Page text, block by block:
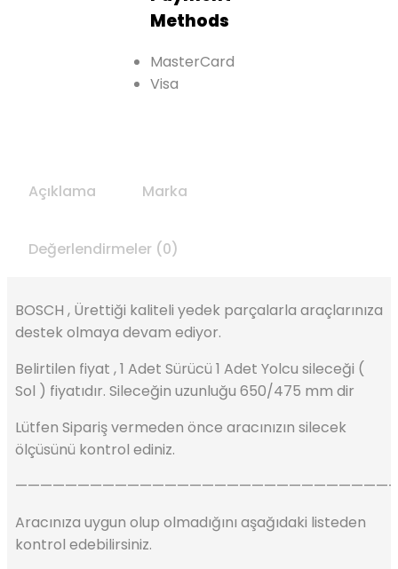
Methods
MasterCard
Visa
Açıklama Marka
Değerlendirmeler (0)
BOSCH , Ürettiği kaliteli yedek parçalarla araçlarınıza
destek olmaya devam ediyor.
Belirtilen fiyat , 1 Adet Sürücü 1 Adet Yolcu sileceği (
Sol ) fiyatıdır. Sileceğin uzunluğu 650/475 mm dir
Lütfen Sipariş vermeden önce aracınızın silecek
ölçüsünü kontrol ediniz.
Aracınıza uygun olup olmadığını aşağıdaki listeden
kontrol edebilirsiniz.